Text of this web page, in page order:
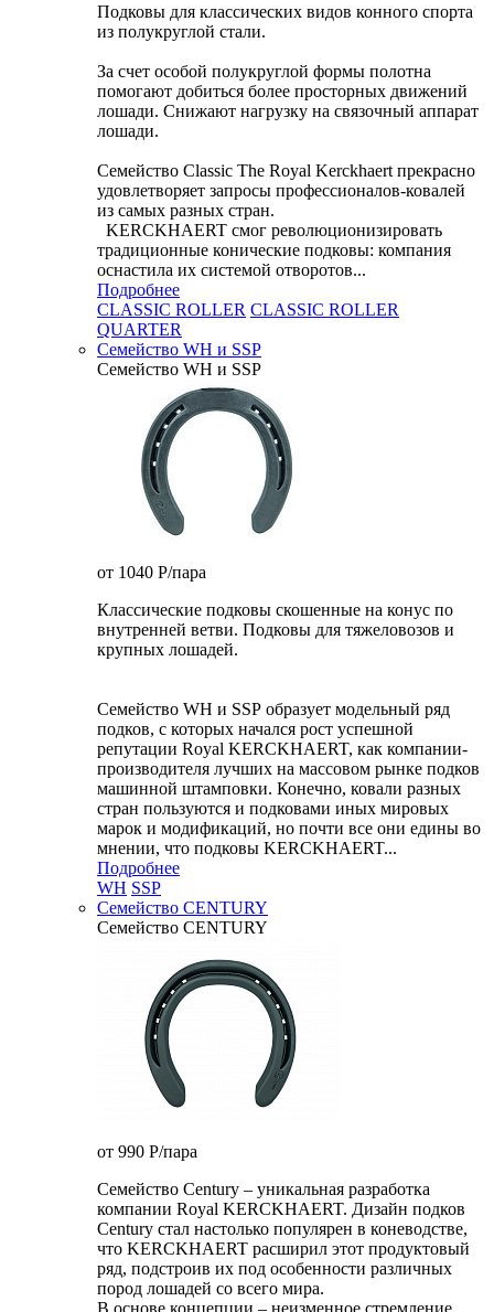
Подковы для классических видов конного спорта
из полукруглой стали.
За счет особой полукруглой формы полотна
помогают добиться более просторных движений
лошади. Снижают нагрузку на связочный аппарат
лошади.
Семейство Classic The Royal Kerckhaert прекрасно
удовлетворяет запросы профессионалов-ковалей
из самых разных стран.
KERCKHAERT смог революционизировать
традиционные конические подковы: компания
оснастила их системой отворотов...
Подробнее
CLASSIC ROLLER CLASSIC ROLLER
QUARTER
Семейство WH и SSP
Семейство WH и SSP
от 1040 P/пара
Классические подковы скошенные на конус по
внутренней ветви. Подковы для тяжеловозов и
крупных лошадей.
Семейство WH и SSP образует модельный ряд
подков, с которых начался рост успешной
репутации Royal KERCKHAERT, как компании-
производителя лучших на массовом рынке подков
машинной штамповки. Конечно, ковали разных
стран пользуются и подковами иных мировых
марок и модификаций, но почти все они едины во
мнении, что подковы KERCKHAERT...
Подробнее
WH SSP
Семейство CENTURY
Семейство CENTURY
от 990 P/пара
Семейство Century – уникальная разработка
компании Royal KERCKHAERT. Дизайн подков
Century стал настолько популярен в коневодстве,
что KERCKHAERT расширил этот продуктовый
ряд, подстроив их под особенности различных
пород лошадей со всего мира.
В основе концепции – неизменное стремление